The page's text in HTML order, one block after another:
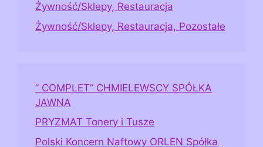
Żywność/Sklepy, Restauracja
Żywność/Sklepy, Restauracja, Pozostałe
” COMPLET” CHMIELEWSCY SPÓŁKA
JAWNA
PRYZMAT Tonery i Tusze
Polski Koncern Naftowy ORLEN Spółka